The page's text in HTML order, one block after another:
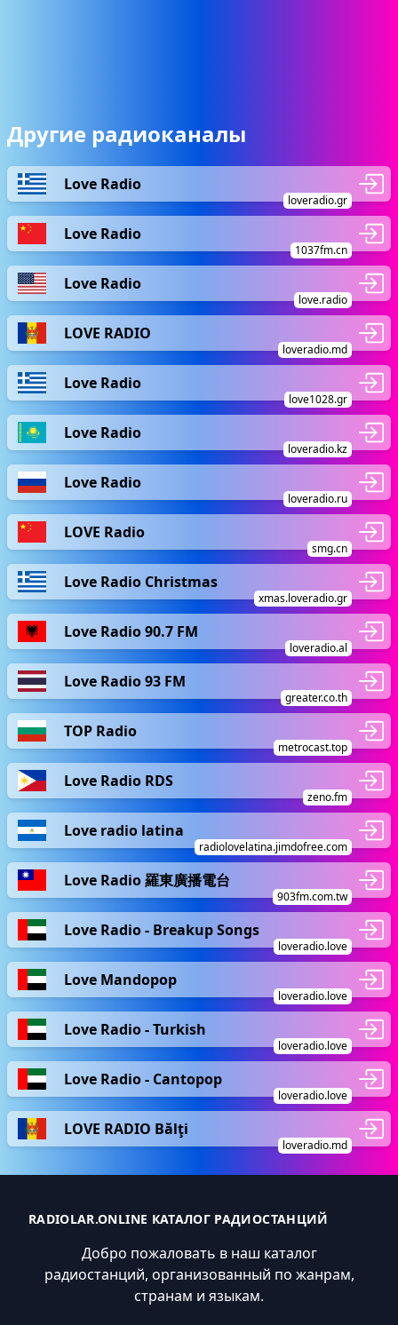
Другие радиоканалы
Love Radio
loveradio.gr
Love Radio
1037fm.cn
Love Radio
love.radio
LOVE RADIO
loveradio.md
Love Radio
love1028.gr
Love Radio
loveradio.kz
Love Radio
loveradio.ru
LOVE Radio
smg.cn
Love Radio Christmas
xmas.loveradio.gr
Love Radio 90.7 FM
loveradio.al
Love Radio 93 FM
greater.co.th
TOP Radio
metrocast.top
Love Radio RDS
zeno.fm
Love radio latina
radiolovelatina.jimdofree.com
Love Radio 羅東廣播電台
903fm.com.tw
Love Radio - Breakup Songs
loveradio.love
Love Mandopop
loveradio.love
Love Radio - Turkish
loveradio.love
Love Radio - Cantopop
loveradio.love
LOVE RADIO Bălţi
loveradio.md
RADIOLAR.ONLINE КАТАЛОГ РАДИОСТАНЦИЙ
Добро пожаловать в наш каталог
радиостанций, организованный по жанрам,
странам и языкам.